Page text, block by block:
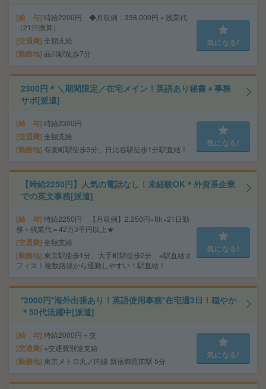
給 与 時給2200円 ◆月収例：338,000円＋残業代
（21日換算）
交通費 全額支給
勤務地 品川駅徒歩7分
気になる!
2300円＊＼期間限定／在宅メイン！英語あり秘書＋事務
サポ[派遣]
給 与 時給2300円
交通費 全額支給
勤務地 有楽町駅徒歩3分、日比谷駅徒歩1分駅直結！
気になる!
【時給2250円】人気の電話なし！未経験OK＊外資系企業
での英文事務[派遣]
給 与 時給2250円 【月収例】2,250円×8h×21日勤
務＋残業代＝42万3千円以上★
交通費 全額支給
勤務地 東京駅徒歩1分、大手町駅徒歩2分 ※駅直結オ
フィス！複数路線から通勤しやすい！駅直結！
気になる!
*2000円*海外出張あり！英語使用事務*在宅週3日！穏やか
＊50代活躍中[派遣]
給 与 時給2000円＋交
交通費 ※交通費別途支給
勤務地 東京メトロ丸ノ内線 新宿御苑前駅 5分
気になる!